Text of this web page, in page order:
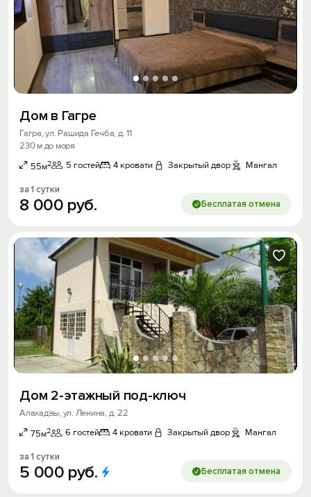
Дом в Гагре
Гагра, ул. Рашида Гечба, д. 11
230 м до моря
55м2 5 гостей 4 кровати Закрытый двор Мангал
за 1 сутки
8 000 руб. Бесплатая отмена
Дом 2-этажный под-ключ
Алахадзы, ул. Ленина, д. 22
75м2 6 гостей 4 кровати Закрытый двор Мангал
за 1 сутки
5 000 руб. Бесплатая отмена